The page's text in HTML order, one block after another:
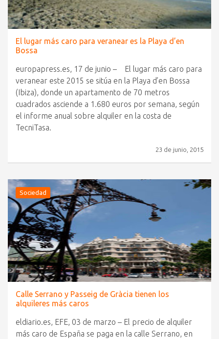
El lugar más caro para veranear es la Playa d’en
Bossa
europapress.es, 17 de junio – El lugar más caro para
veranear este 2015 se sitúa en la Playa d’en Bossa
(Ibiza), donde un apartamento de 70 metros
cuadrados asciende a 1.680 euros por semana, según
el informe anual sobre alquiler en la costa de
TecniTasa.
23 de junio, 2015
Sociedad
Calle Serrano y Passeig de Gràcia tienen los
alquileres más caros
eldiario.es, EFE, 03 de marzo – El precio de alquiler
más caro de España se paga en la calle Serrano, en